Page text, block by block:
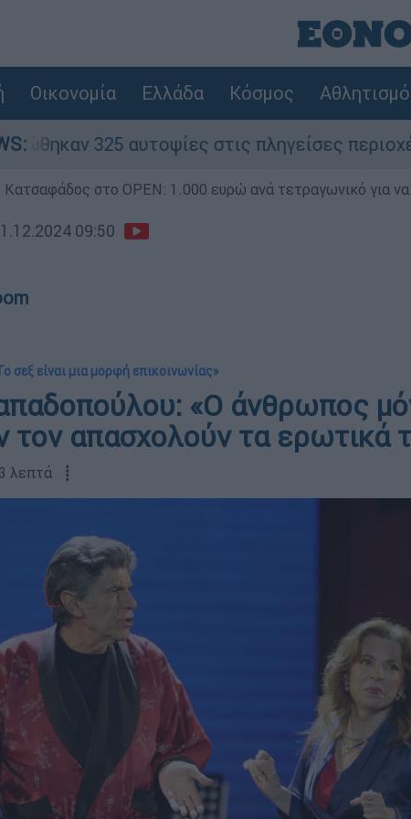
Οικονομία Ελλάδα Κόσμος
αυτοψίες στις πληγείσες περιοχές Η
Κατσαφάδος στο OPEN: 1.000 ευρώ ανά τετραγωνικό για να
09:50
σεξ είναι μια μορφή επικοινωνίας»
«Ο άνθρωπος
τον απασχολούν τα ερωτικά
λεπτά ┋